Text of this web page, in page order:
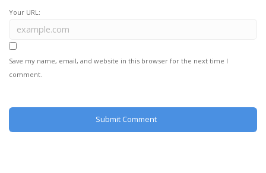
Your URL:
Save my name, email, and website in this browser for the next time I
comment.